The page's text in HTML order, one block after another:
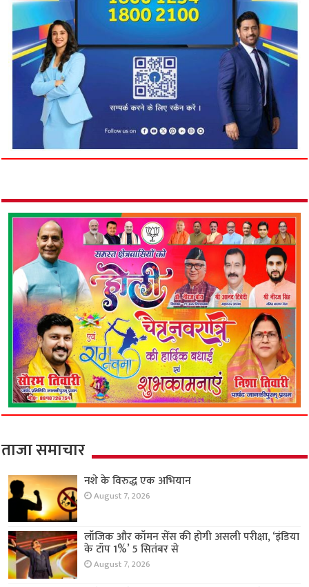
ताजा समाचार
नशे के विरुद्ध एक अभियान
August 7, 2026
लॉजिक और कॉमन सेंस की होगी असली परीक्षा, ‘इंडिया
के टॉप 1%’ 5 सितंबर से
August 7, 2026